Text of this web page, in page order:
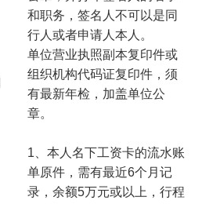
和职务，签名人不可以是同
行人或者申请人本人。
单位营业执照副本复印件或
组织机构代码证复印件，须
有最新年检，加盖单位公
章。
1、本人名下工资卡的流水账
单原件，需有最近6个月记
录，余额5万元或以上，行程